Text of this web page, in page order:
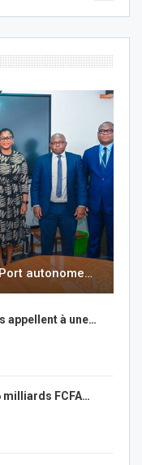
autonome…
appellent à une…
milliards FCFA…